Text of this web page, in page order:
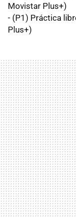
Movistar Plus+)
- (P1) Práctica
Plus+)